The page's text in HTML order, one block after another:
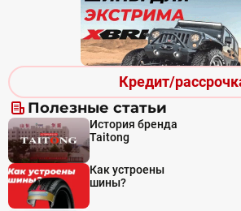
Кредит/
Полезные статьи
История бренда
Taitong
Как устроены
шины?